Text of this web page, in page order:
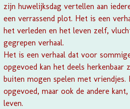
zijn huwelijksdag vertellen aan
een verrassend plot. Het is een
het verleden en het leven zelf,
gegrepen verhaal.
Het is een verhaal dat voor
opgevoed kan het deels
buiten mogen spelen met
opgevoed, maar ook de andere
leven.